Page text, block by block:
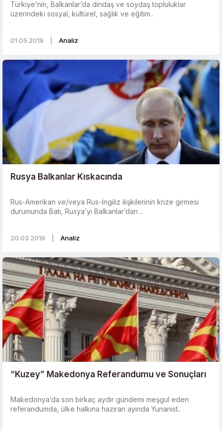
Türkiye’nin, Balkanlar’da dindaş ve soydaş topluluklar
üzerindeki sosyal, kültürel, sağlık ve eğitim..
01.05.2019 Analiz
Rusya Balkanlar Kıskacında
Rus-Amerikan ve/veya Rus-İngiliz ilişkilerinin krize girmesi
durumunda Batı, Rusya’yı Balkanlar’dan ..
20.03.2019 Analiz
“Kuzey” Makedonya Referandumu ve Sonuçları
Makedonya’da son birkaç aydır gündemi meşgul eden
referandumda, ülke halkına haziran ayında Yunanist..